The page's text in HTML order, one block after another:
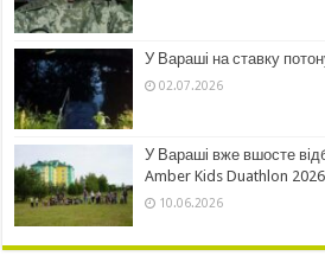
У Вараші на ставку
02.07.2026
У Вараші вже вшосте
Amber Kids Duathlon 2026
10.06.2026